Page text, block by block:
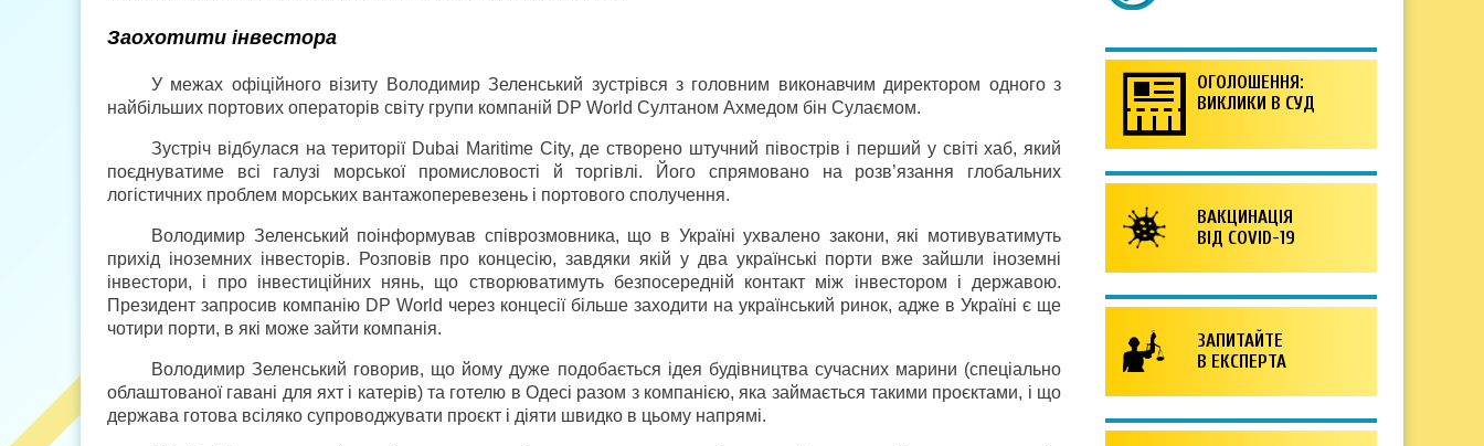
Заохотити інвестора
У межах офіційного візиту Володимир Зеленський зустрівся з головним виконавчим директором одного з
найбільших портових операторів світу групи компаній DP World Султаном Ахмедом бін Сулаємом.
Зустріч відбулася на території Dubai Maritime City, де створено штучний півострів і перший у світі хаб, який
поєднуватиме всі галузі морської промисловості й торгівлі. Його спрямовано на розв’язання глобальних
логістичних проблем морських вантажоперевезень і портового сполучення.
Володимир Зеленський поінформував співрозмовника, що в Україні ухвалено закони, які мотивуватимуть
прихід іноземних інвесторів. Розповів про концесію, завдяки якій у два українські порти вже зайшли іноземні
інвестори, і про інвестиційних нянь, що створюватимуть безпосередній контакт між інвестором і державою.
Президент запросив компанію DP World через концесії більше заходити на український ринок, адже в Україні є ще
чотири порти, в які може зайти компанія.
Володимир Зеленський говорив, що йому дуже подобається ідея будівництва сучасних марини (спеціально
облаштованої гавані для яхт і катерів) та готелю в Одесі разом з компанією, яка займається такими проєктами, і що
держава готова всіляко супроводжувати проєкт і діяти швидко в цьому напрямі.
ОГОЛОШЕННЯ:
ВИКЛИКИ В СУД
ВАКЦИНАЦІЯ
ВІД COVID-19
ЗАПИТАЙТЕ
В ЕКСПЕРТА